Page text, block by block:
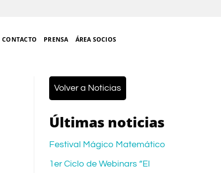
CONTACTO PRENSA ÁREA SOCIOS
Volver a Noticias
Últimas noticias
Festival Mágico Matemático
1er Ciclo de Webinars “El